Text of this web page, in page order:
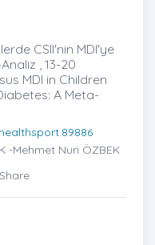
CSII'nin MDI'ye
, 13-20
MDI in Children
A Meta-
-Mehmet Nuri ÖZBEK
Share